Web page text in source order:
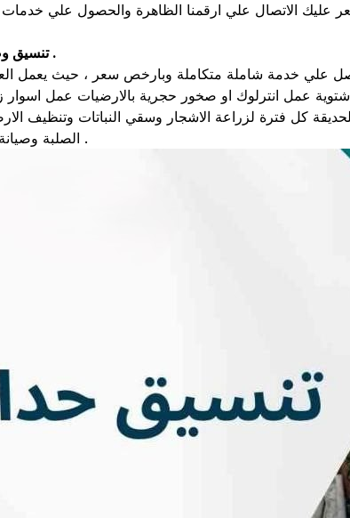
تنسيق وصيانة حدائق في الشارقة .
خدمة شاملة متكاملة وبارخص سعر ، حيث يعمل
عمل انترلوك او صخور حجرية بالارضيات عمل
كل فترة لزراعة الاشجار وسقي النباتات وتنظيف
الصلبة وصيانة المسابح ومعالجة الانارة .